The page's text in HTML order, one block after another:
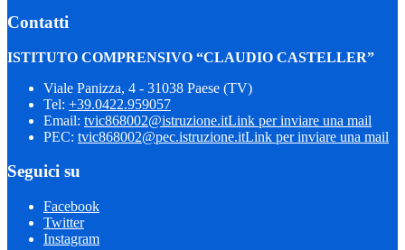
Contatti
ISTITUTO COMPRENSIVO “CLAUDIO CASTELLER”
Viale Panizza, 4 - 31038 Paese (TV)
Tel: +39.0422.959057
Email: tvic868002@istruzione.itLink per inviare una mail
PEC: tvic868002@pec.istruzione.itLink per inviare una mail
Seguici su
Facebook
Twitter
Instagram